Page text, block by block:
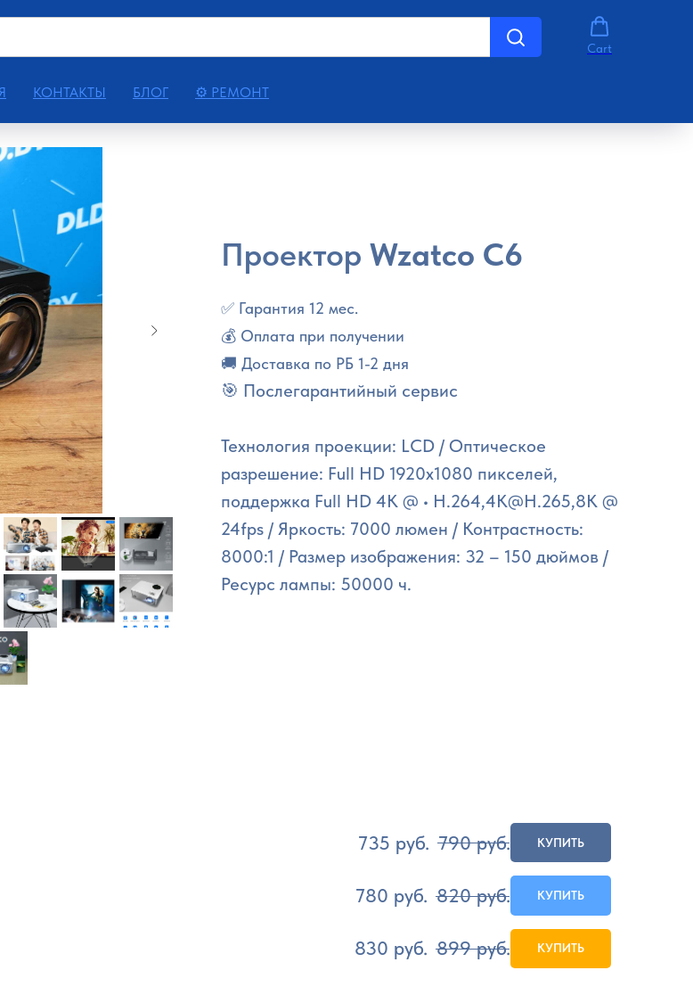
Cart
КОНТАКТЫ БЛОГ ⚙ РЕМОНТ
Проектор Wzatco C6
✅ Гарантия 12 мес.
💰 Оплата при получении
🚚 Доставка по РБ 1-2 дня
🎯 Послегарантийный сервис
Технология проекции: LCD / Оптическое
разрешение: Full HD 1920x1080 пикселей,
поддержка Full HD 4K @ • H.264,4K@H.265,8K @
24fps / Яркость: 7000 люмен / Контрастность:
8000:1 / Размер изображения: 32 – 150 дюймов /
Ресурс лампы: 50000 ч.
735 руб. 790 руб. КУПИТЬ
780 руб. 820 руб. КУПИТЬ
830 руб. 899 руб. КУПИТЬ